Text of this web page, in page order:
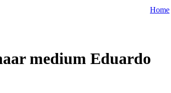
Home
medium Eduardo